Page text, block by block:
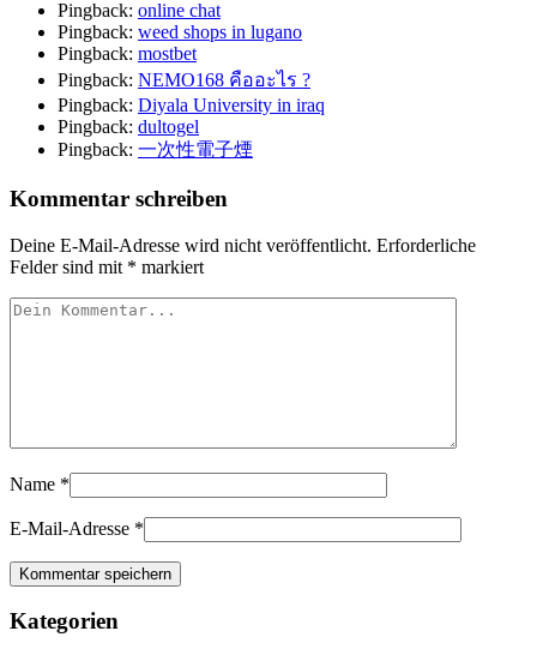
Pingback: online chat
Pingback: weed shops in lugano
Pingback: mostbet
Pingback: NEMO168 คืออะไร ?
Pingback: Diyala University in iraq
Pingback: dultogel
Pingback: 一次性電子煙
Kommentar schreiben
Deine E-Mail-Adresse wird nicht veröffentlicht. Erforderliche
Felder sind mit * markiert
Name *
E-Mail-Adresse *
Kategorien